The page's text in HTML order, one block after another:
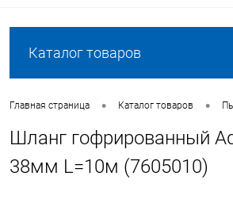
Каталог товаров
Главная страница • Каталог товаров •
Шланг гофрированный
38мм L=10м (7605010)